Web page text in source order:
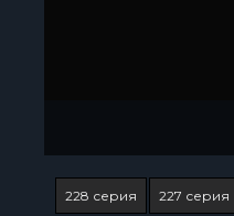
228 серия 227 серия